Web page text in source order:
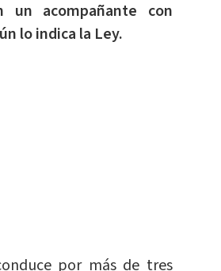
un acompañante con
lo indica la Ley.
por más de tres